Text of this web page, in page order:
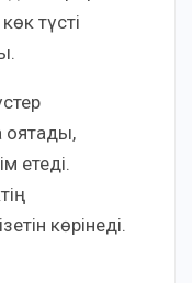
түсті
оятады,
етеді.
көрінеді.